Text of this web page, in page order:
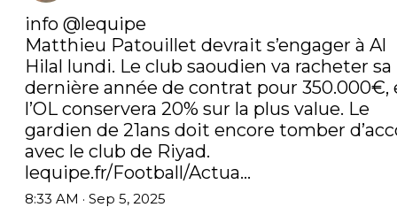
info @lequipe
Matthieu Patouillet devrait s’engager à Al
Hilal lundi. Le club saoudien va racheter sa
dernière année de contrat pour 350.000€,
l’OL conservera 20% sur la plus value. Le
gardien de 21ans doit encore tomber
lequipe.fr/Football/Actua…
8:33 AM · Sep 5, 2025